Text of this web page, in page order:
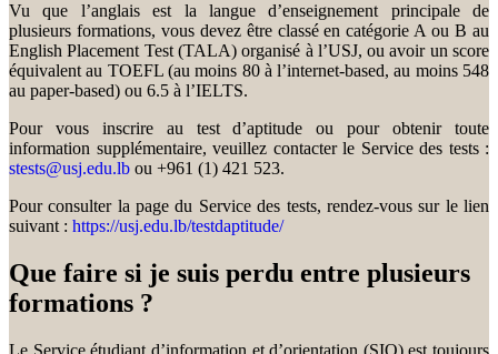
Vu que l’anglais est la langue d’enseignement principale de
plusieurs formations, vous devez être classé en catégorie A ou B au
English Placement Test (TALA) organisé à l’USJ, ou avoir un score
équivalent au TOEFL (au moins 80 à l’internet-based, au moins 548
au paper-based) ou 6.5 à l’IELTS.
Pour vous inscrire au test d’aptitude ou pour obtenir toute
information supplémentaire, veuillez contacter le Service des tests :
stests@usj.edu.lb ou +961 (1) 421 523.
Pour consulter la page du Service des tests, rendez-vous sur le lien
suivant : https://usj.edu.lb/testdaptitude/
Que faire si je suis perdu entre plusieurs
formations ?
Le Service étudiant d’information et d’orientation (SIO) est toujours